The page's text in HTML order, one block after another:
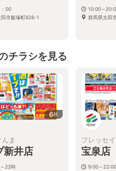
00
田市飯塚町626-1
10:00～
群馬県太田
チラシを見る
6枚
ま
新井店
22時
フレッセイ
宝泉店
9:00～22:00